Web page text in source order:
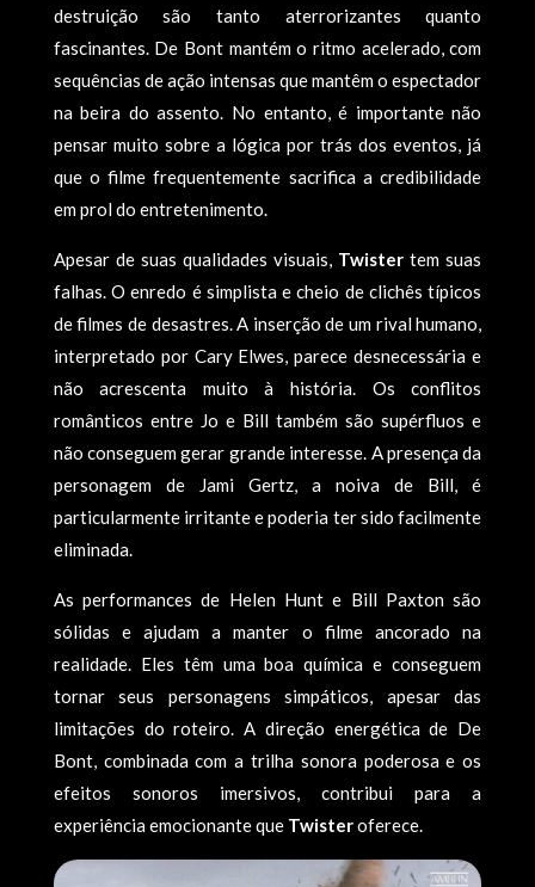
destruição são tanto aterrorizantes quanto
fascinantes. De Bont mantém o ritmo acelerado, com
sequências de ação intensas que mantêm o espectador
na beira do assento. No entanto, é importante não
pensar muito sobre a lógica por trás dos eventos, já
que o filme frequentemente sacrifica a credibilidade
em prol do entretenimento.
Apesar de suas qualidades visuais, Twister tem suas
falhas. O enredo é simplista e cheio de clichês típicos
de filmes de desastres. A inserção de um rival humano,
interpretado por Cary Elwes, parece desnecessária e
não acrescenta muito à história. Os conflitos
românticos entre Jo e Bill também são supérfluos e
não conseguem gerar grande interesse. A presença da
personagem de Jami Gertz, a noiva de Bill, é
particularmente irritante e poderia ter sido facilmente
eliminada.
As performances de Helen Hunt e Bill Paxton são
sólidas e ajudam a manter o filme ancorado na
realidade. Eles têm uma boa química e conseguem
tornar seus personagens simpáticos, apesar das
limitações do roteiro. A direção energética de De
Bont, combinada com a trilha sonora poderosa e os
efeitos sonoros imersivos, contribui para a
experiência emocionante que Twisteroferece.